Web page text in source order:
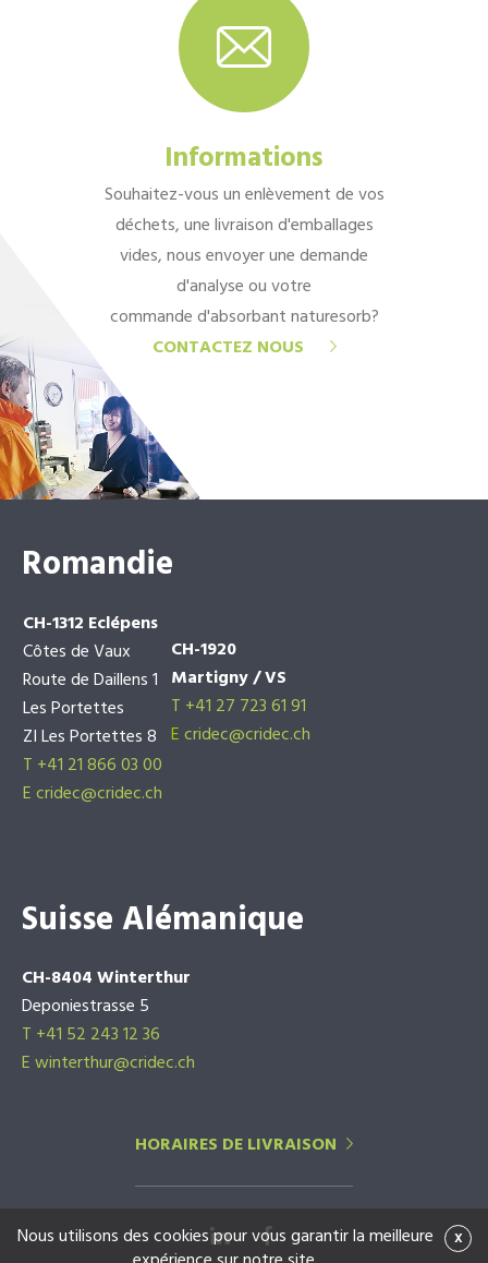
Informations
Souhaitez-vous un enlèvement de vos
déchets, une livraison d'emballages
vides, nous envoyer une demande
d'analyse ou votre
commande d'absorbant naturesorb?
CONTACTEZ NOUS
Romandie
CH-1312 Eclépens
Côtes de Vaux
Route de Daillens 1
Les Portettes
ZI Les Portettes 8
T +41 21 866 03 00
Ecridec@cridec.ch
CH-1920
Martigny / VS
T +41 27 723 61 91
Ecridec@cridec.ch
Suisse Alémanique
CH-8404 Winterthur
Deponiestrasse 5
T +41 52 243 12 36
E winterthur@cridec.ch
HORAIRES DE LIVRAISON
x
Nous utilisons des cookies pour vous garantir la meilleure